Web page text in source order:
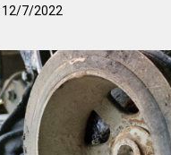
12/7/2022